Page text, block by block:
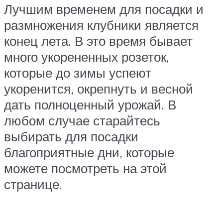
Лучшим временем для посадки и
размножения клубники является
конец лета. В это время бывает
много укорененных розеток,
которые до зимы успеют
укоренится, окрепнуть и весной
дать полноценный урожай. В
любом случае старайтесь
выбирать для посадки
благоприятные дни, которые
можете посмотреть на этой
странице.